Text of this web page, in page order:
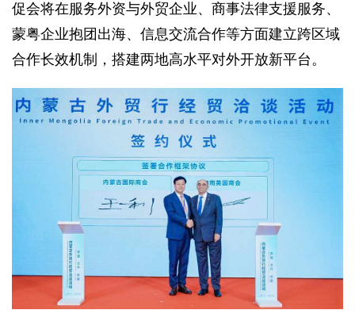
促会将在服务外资与外贸企业、商事法律支援服务、
蒙粤企业抱团出海、信息交流合作等方面建立跨区域
合作长效机制，搭建两地高水平对外开放新平台。